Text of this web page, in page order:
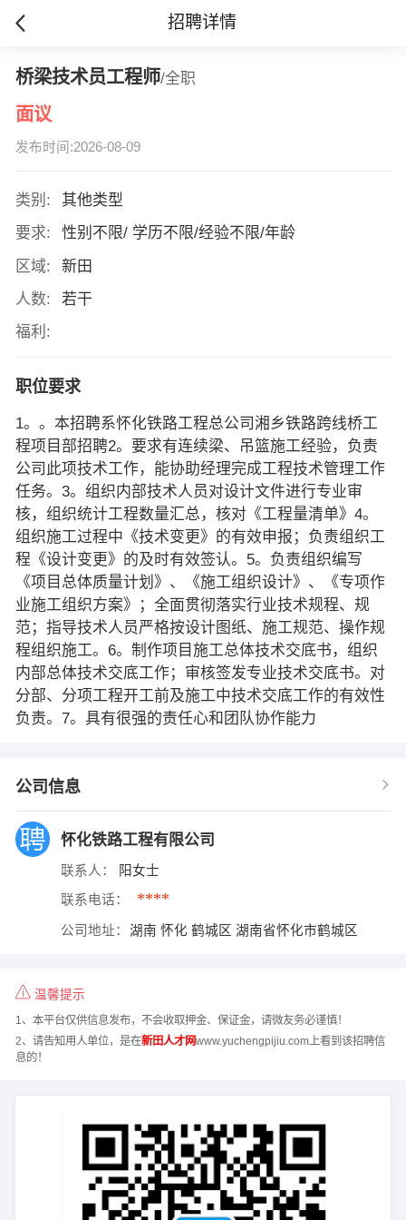
招聘详情
桥梁技术员工程师/全职
面议
发布时间:2026-08-09
类别:
其他类型
要求:
性别不限/ 学历不限/经验不限/年龄
区域:
新田
人数:
若干
福利:
职位要求
1。。本招聘系怀化铁路工程总公司湘乡铁路跨线桥工
程项目部招聘2。要求有连续梁、吊篮施工经验，负责
公司此项技术工作，能协助经理完成工程技术管理工作
任务。3。组织内部技术人员对设计文件进行专业审
核，组织统计工程数量汇总，核对《工程量清单》4。
组织施工过程中《技术变更》的有效申报；负责组织工
程《设计变更》的及时有效签认。5。负责组织编写
《项目总体质量计划》、《施工组织设计》、《专项作
业施工组织方案》；全面贯彻落实行业技术规程、规
范；指导技术人员严格按设计图纸、施工规范、操作规
程组织施工。6。制作项目施工总体技术交底书，组织
内部总体技术交底工作；审核签发专业技术交底书。对
分部、分项工程开工前及施工中技术交底工作的有效性
负责。7。具有很强的责任心和团队协作能力
公司信息
怀化铁路工程有限公司
联系人： 阳女士
联系电话： ****
公司地址： 湖南 怀化 鹤城区 湖南省怀化市鹤城区
温馨提示
1、本平台仅供信息发布，不会收取押金、保证金，请微友务必谨慎！
2、请告知用人单位，是在新田人才网www.yuchengpijiu.com上看到该招聘信
息的！